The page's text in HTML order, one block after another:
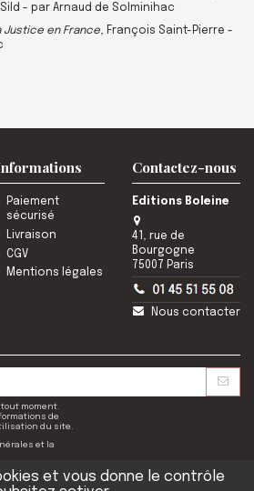
- par Arnaud de Solminihac
en France, François Saint-Pierre -
Paiement
sécurisé
Livraison
CGV
Mentions légales
Contactez-nous
Editions Boleine
41, rue de
Bourgogne
75007 Paris
Nous contacter
moment.
de
du site.
et la
et vous donne le contrôle